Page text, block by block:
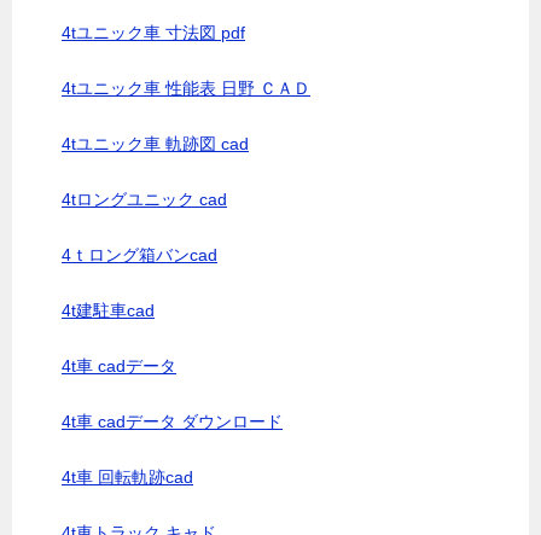
4tユニック車 寸法図 pdf
4tユニック車 性能表 日野 ＣＡＤ
4tユニック車 軌跡図 cad
4tロングユニック cad
4ｔロング箱バンcad
4t建駐車cad
4t車 cadデータ
4t車 cadデータ ダウンロード
4t車 回転軌跡cad